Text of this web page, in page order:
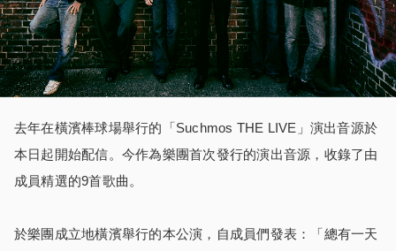
去年在橫濱棒球場舉行的「Suchmos THE LIVE」演出音源於
本日起開始配信。今作為樂團首次發行的演出音源，收錄了由
成員精選的9首歌曲。
於樂團成立地橫濱舉行的本公演，自成員們發表：「總有一天